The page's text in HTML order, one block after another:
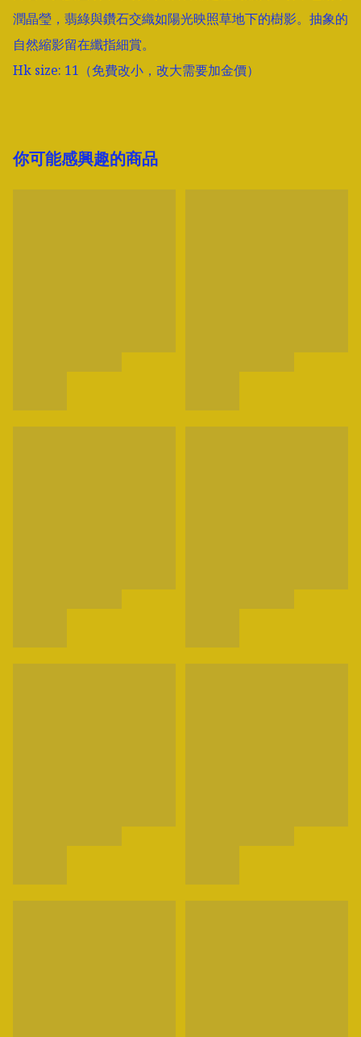
潤晶瑩，翡綠與鑽石交織如陽光映照草地下的樹影。抽象的
自然縮影留在纖指細賞。
Hk size: 11（免費改小，改大需要加金價）
你可能感興趣的商品